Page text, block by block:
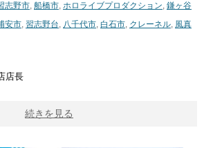
志野市, 船橋市, ホロライブプロダクション, 鎌ヶ谷
安市, 習志野台, 八千代市, 白石市, クレーネル, 風真
店長
続きを見る